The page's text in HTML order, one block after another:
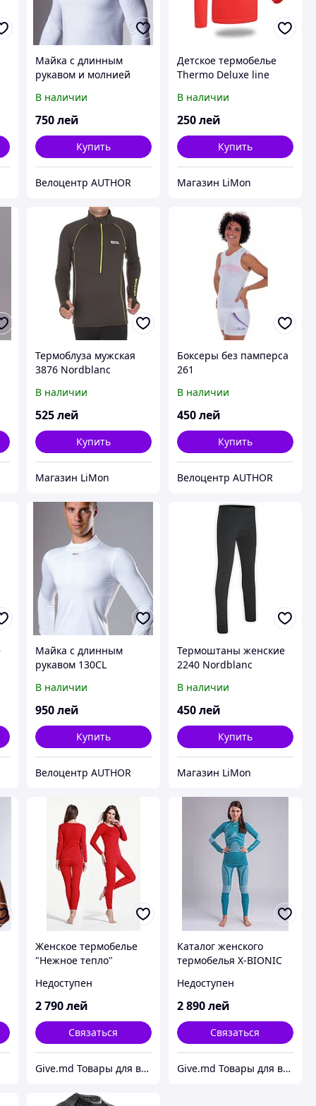
Майка с длинным
рукавом и молнией
В наличии
750 лей
Купить
Велоцентр AUTHOR
Детское термобелье
Thermo Deluxe line
В наличии
250лей
Купить
Магазин LiMon
Термоблуза мужская
3876 Nordblanc
В наличии
525 лей
Купить
Магазин LiMon
Боксеры без памперса
261
В наличии
450лей
Купить
Велоцентр AUTHOR
Майка с длинным
рукавом 130CL
В наличии
950 лей
Купить
Велоцентр AUTHOR
Термоштаны женские
2240 Nordblanc
В наличии
450лей
Купить
Магазин LiMon
Женское термобелье
"Нежное тепло"
Недоступен
2 790 лей
Связаться
Give.md Товары для всех!
Каталог женского
термобелья X-BIONIC
Недоступен
2 890лей
Связаться
Give.md Товары для всех!